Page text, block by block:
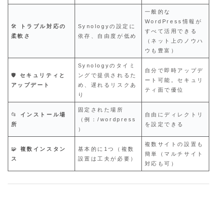
🛠️
トラブル対応の
柔軟さ
Synologyの設定に
依存、自由度が低め
一般的な
WordPress情報が
すべて活用できる
（ネット上のノウハ
ウも豊富）
🛡️ セキュリティと
アップデート
Synologyのタイミ
ングで提供されるた
め、遅れるリスクあ
り
自分で即時アップデ
ート可能。セキュリ
ティ面で優位
📂
インストール場
所
固定された場所
（例：/wordpress
）
自由にディレクトリ
を設定できる
🧩 複数インスタン
ス
基本的に1つ（複数
設置は工夫が必要）
複数サイトの設置も
簡単（マルチサイト
対応も可）